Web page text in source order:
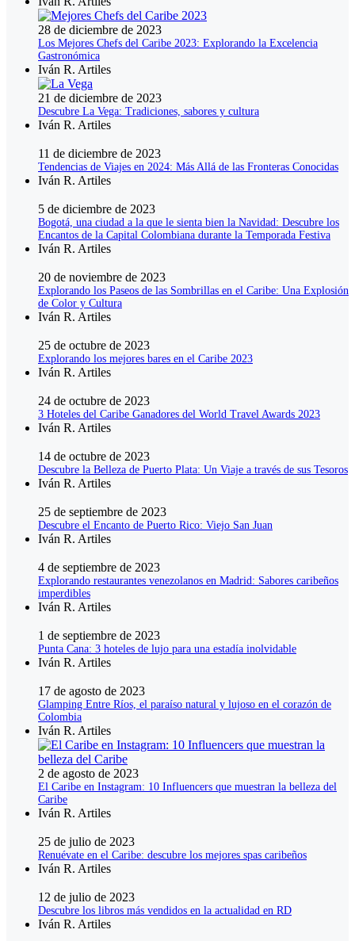
28 de diciembre de 2023
Los Mejores Chefs del Caribe 2023: Explorando la Excelencia
Gastronómica
Iván R. Artiles
21 de diciembre de 2023
Descubre La Vega: Tradiciones, sabores y cultura
Iván R. Artiles
11 de diciembre de 2023
Tendencias de Viajes en 2024: Más Allá de las Fronteras Conocidas
Iván R. Artiles
5 de diciembre de 2023
Bogotá, una ciudad a la que le sienta bien la Navidad: Descubre los
Encantos de la Capital Colombiana durante la Temporada Festiva
Iván R. Artiles
20 de noviembre de 2023
Explorando los Paseos de las Sombrillas en el Caribe: Una Explosión
de Color y Cultura
Iván R. Artiles
25 de octubre de 2023
Explorando los mejores bares en el Caribe 2023
Iván R. Artiles
24 de octubre de 2023
3 Hoteles del Caribe Ganadores del World Travel Awards 2023
Iván R. Artiles
14 de octubre de 2023
Descubre la Belleza de Puerto Plata: Un Viaje a través de sus Tesoros
Iván R. Artiles
25 de septiembre de 2023
Descubre el Encanto de Puerto Rico: Viejo San Juan
Iván R. Artiles
4 de septiembre de 2023
Explorando restaurantes venezolanos en Madrid: Sabores caribeños
imperdibles
Iván R. Artiles
1 de septiembre de 2023
Punta Cana: 3 hoteles de lujo para una estadía inolvidable
Iván R. Artiles
17 de agosto de 2023
Glamping Entre Ríos, el paraíso natural y lujoso en el corazón de
Colombia
Iván R. Artiles
2 de agosto de 2023
El Caribe en Instagram: 10 Influencers que muestran la belleza del
Caribe
Iván R. Artiles
25 de julio de 2023
Renuévate en el Caribe: descubre los mejores spas caribeños
Iván R. Artiles
12 de julio de 2023
Descubre los libros más vendidos en la actualidad en RD
Iván R. Artiles